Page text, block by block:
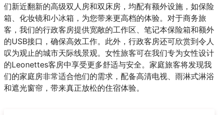
们新近翻新的高级双人房和双床房，均配有额外设施，如保险
箱、化妆镜和小冰箱，为您带来更高档的体验。对于商务旅
客，我们的行政客房提供宽敞的工作区、笔记本保险箱和额外
的USB接口，确保高效工作。此外，行政客房还可欣赏到令人
叹为观止的城市天际线景观。女性旅客可在我们专为女性设计
的Leonettes客房中享受更多舒适与安全。家庭旅客将发现我
们的家庭房非常适合他们的需求，配备高清电视、雨淋式淋浴
和遮光窗帘，带来真正放松的住宿体验。